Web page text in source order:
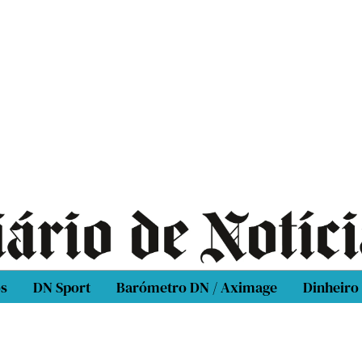
DN Sport Barómetro DN / Aximage Dinheiro